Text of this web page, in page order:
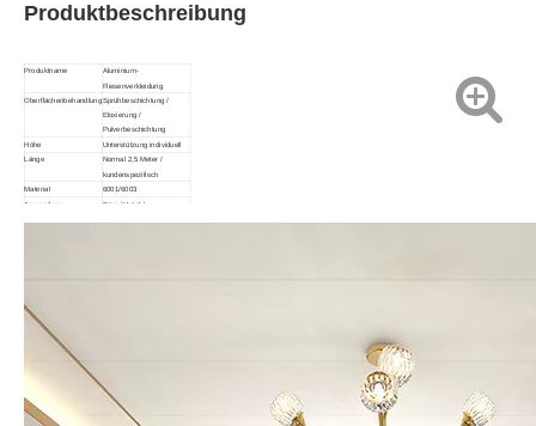
Produktbeschreibung
Produktname
Aluminium-
Fliesenverkleidung
OberflächenbehandlungSprühbeschichtung /
Eloxierung /
Pulverbeschichtung
Höhe
Unterstützung individuell
Länge
Normal 2,5 Meter /
kundenspezifisch
Material
6001/6003
Anwendung
Büro / Hotel /
Vorteil